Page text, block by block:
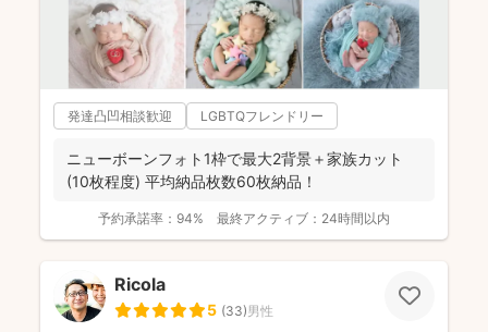
発達凸凹相談歓迎 LGBTQフレンドリー
ニューボーンフォト1枠で最大2背景＋家族カット
(10枚程度) 平均納品枚数60枚納品！
予約承諾率： 94% 最終アクティブ： 24時間以内
Ricola
5 (33)男性